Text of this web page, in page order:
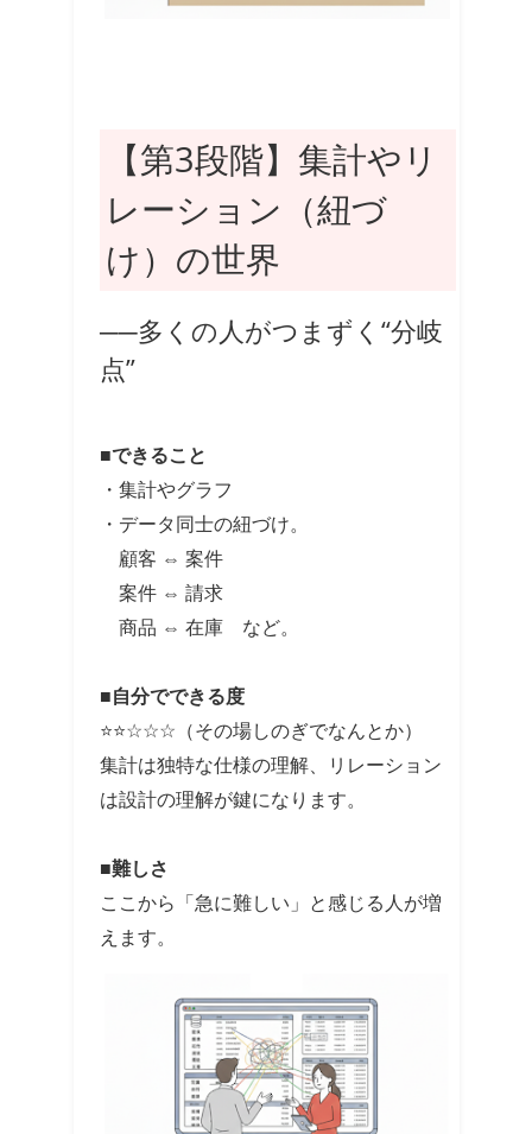
【第3段階】集計やリ
レーション（紐づ
け）の世界
──多くの人がつまずく“分岐
点”
■できること
・集計やグラフ
・データ同士の紐づけ。
顧客 ⇔ 案件
案件 ⇔ 請求
商品 ⇔ 在庫 など。
■自分でできる度
⭐⭐☆☆☆（その場しのぎでなんとか）
集計は独特な仕様の理解、リレーション
は設計の理解が鍵になります。
■難しさ
ここから「急に難しい」と感じる人が増
えます。